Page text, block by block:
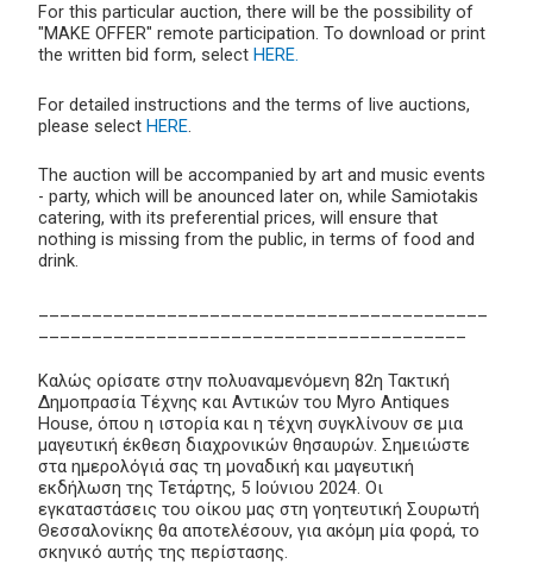
For this particular auction, there will be the possibility of
"MAKE OFFER" remote participation. To download or print
the written bid form, select HERE.
For detailed instructions and the terms of live auctions,
please select HERE
The auction will be accompanied by art and music events
- party, which will be anounced later on, while Samiotakis
catering, with its preferential prices, will ensure that
nothing is missing from the public, in terms of food and
drink.
Καλώς ορίσατε στην πολυαναμενόμενη 82η Τακτική
Δημοπρασία Τέχνης και Αντικών του Myro Antiques
House, όπου η ιστορία και η τέχνη συγκλίνουν σε μια
μαγευτική έκθεση διαχρονικών θησαυρών. Σημειώστε
στα ημερολόγιά σας τη μοναδική και μαγευτική
εκδήλωση της Τετάρτης, 5 Ιούνιου 2024. Οι
εγκαταστάσεις του οίκου μας στη γοητευτική Σουρωτή
Θεσσαλονίκης θα αποτελέσουν, για ακόμη μία φορά, το
σκηνικό αυτής της περίστασης.